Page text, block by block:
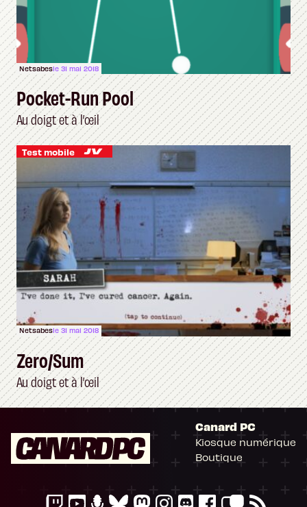
Netsabesle 31 mai 2018
Pocket-Run Pool
Au doigt et à l’œil
Test mobile
Netsabesle 31 mai 2018
Zero/Sum
Au doigt et à l’œil
Canard PC
Kiosque numérique
Boutique